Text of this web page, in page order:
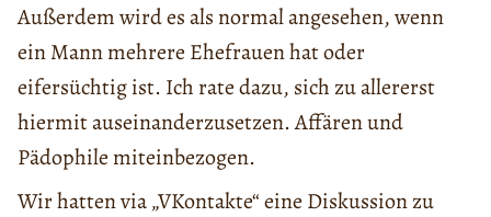
Außerdem wird es als normal angesehen, wenn
ein Mann mehrere Ehefrauen hat oder
eifersüchtig ist. Ich rate dazu, sich zu allererst
hiermit auseinanderzusetzen. Affären und
Pädophile miteinbezogen.
Wir hatten via „VKontakte“ eine Diskussion zu